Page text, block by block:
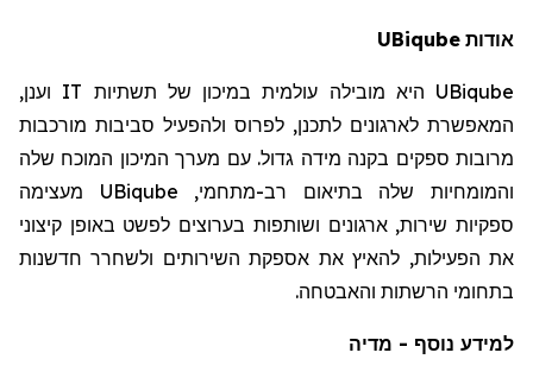
אודות UBiqube
UBiqube היא מובילה עולמית במיכון של תשתיות IT וענן,
המאפשרת לארגונים לתכנן, לפרוס ולהפעיל סביבות מורכבות
מרובות ספקים בקנה מידה גדול. עם מערך המיכון המוכח שלה
והמומחיות שלה בתיאום רב-מתחמי, UBiqube מעצימה
ספקיות שירות, ארגונים ושותפות בערוצים לפשט באופן קיצוני
את הפעילות, להאיץ את אספקת השירותים ולשחרר חדשנות
בתחומי הרשתות והאבטחה.
למידע נוסף - מדיה